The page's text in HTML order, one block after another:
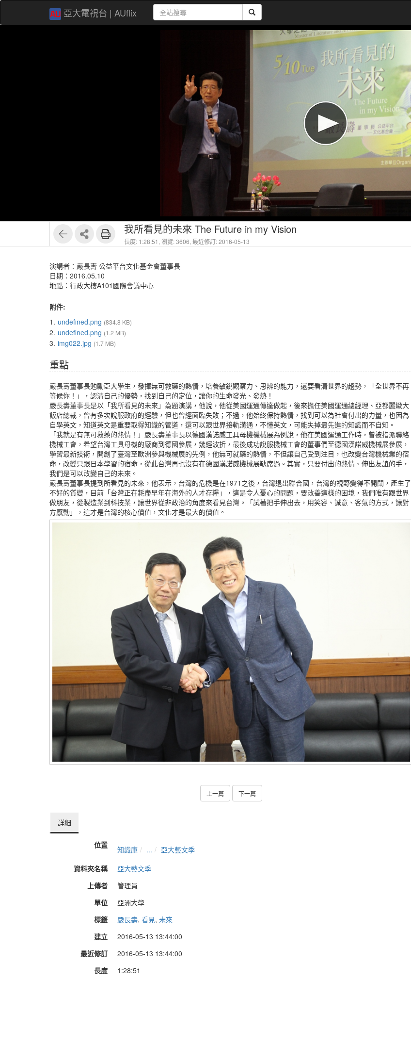
亞大電視台 | AUflix
我所看見的未來 The Future in my Vision
長度: 1:28:51, 瀏覽: 3606, 最近修訂: 2016-05-13
演講者：嚴長夀 公益平台文化基金會董事長
日期：2016.05.10
地點：行政大樓A101國際會議中心
附件:
1. undefined.png (834.8 KB)
2. undefined.png (1.2 MB)
3. img022.jpg (1.7 MB)
重點
嚴長壽董事長勉勵亞大學生，發揮無可救藥的熱情，培養敏銳觀察力、思辨的能力，還要看清世界的趨勢，「全世界不再
等候你！」，認清自己的優勢，找到自己的定位，讓你的生命發光、發熱！
嚴長壽董事長是以「我所看見的未來」為題演講，他說，他從美國運通傳達做起，後來擔任美國運通總經理、亞都麗緻大
飯店總裁，曾有多次說服政府的經驗，但也曾經面臨失敗；不過，他始終保持熱情，找到可以為社會付出的力量，也因為
自學英文，知道英文是重要取得知識的管道，還可以跟世界接軌溝通，不懂英文，可能失掉最先進的知識而不自知。
「我就是有無可救藥的熱情！」嚴長壽董事長以德國漢諾威工具母機機械展為例說，他在美國運通工作時，曾被指派聯絡
機械工會，希望台灣工具母機的廠商到德國參展，幾經波折，最後成功說服機械工會的董事們至德國漢諾威機械展參展，
學習最新技術，開創了臺灣至歐洲參與機械展的先例，他無可就藥的熱情，不但讓自己受到注目，也改變台灣機械業的宿
命，改變只跟日本學習的宿命，從此台灣再也沒有在德國漢諾威機械展缺席過。其實，只要付出的熱情、伸出友誼的手，
我們是可以改變自己的未來。
嚴長壽董事長提到所看見的未來，他表示，台灣的危機是在1971之後，台灣退出聯合國，台灣的視野變得不開闊，產生了
不好的質變，目前「台灣正在耗盡早年在海外的人才存糧」，這是令人憂心的問題，要改善這樣的困境，我們唯有跟世界
做朋友，從製造業到科技業，讓世界從非政治的角度來看見台灣。「試著把手伸出去，用笑容、誠意、客氣的方式，讓對
方感動」，這才是台灣的核心價值，文化才是最大的價值。
上一篇 下一篇
詳細
位置 知識庫 ...
亞大藝文季
資料夾名稱
亞大藝文季
上傳者
管理員
單位
亞洲大學
標籤
嚴長壽, 看見, 未來
建立
2016-05-13 13:44:00
最近修訂
2016-05-13 13:44:00
長度
1:28:51